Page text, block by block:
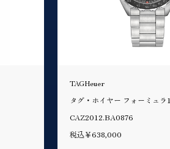
TAGHeuer
タグ・ホイヤー フォーミュラ1
CAZ2012.BA0876
税込￥638,000